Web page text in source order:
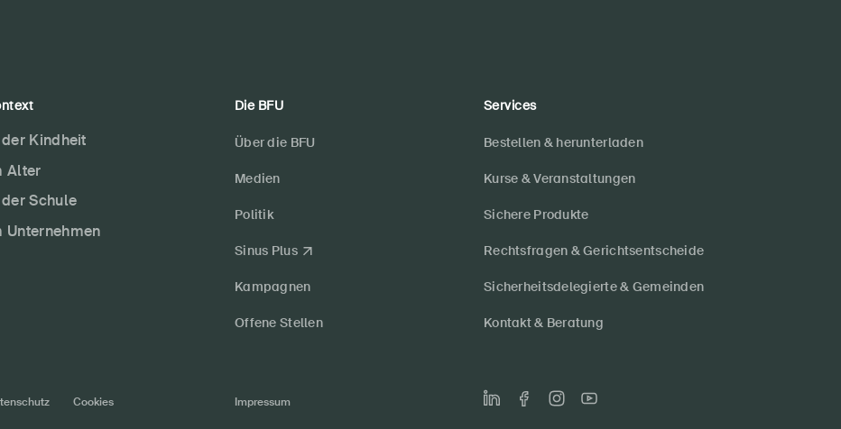
der Kindheit
Alter
der Schule
Unternehmen
Die BFU
Über die BFU
Medien
Politik
Sinus Plus
Kampagnen
Offene Stellen
Services
Bestellen & herunterladen
Kurse & Veranstaltungen
Sichere Produkte
Rechtsfragen & Gerichtsentscheide
Sicherheitsdelegierte & Gemeinden
Kontakt & Beratung
Cookies Impressum